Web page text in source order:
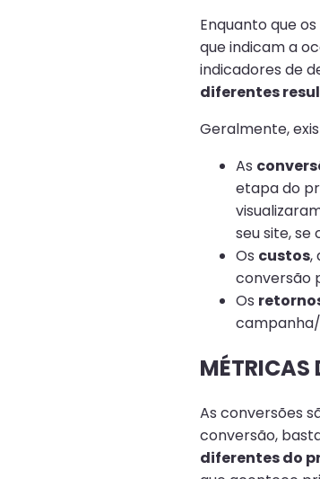
Enquanto que
que indicam a
indicadores de
diferentes
Geralmente,
As
etapa do
seu site,
Os custos,
conversão
Os
campanha/
MÉTRICAS
As conversões
conversão,
diferentes do